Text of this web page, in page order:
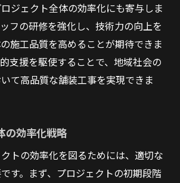
ジェクト全体の効率化にも寄与しま
フの研修を強化し、技術力の向上を
施工品質を高めることが期待できま
支援を駆使することで、地域社会の
て高品質な舗装工事を実現できま
の効率化戦略
トの効率化を図るためには、適切な
す。まず、プロジェクトの初期段階